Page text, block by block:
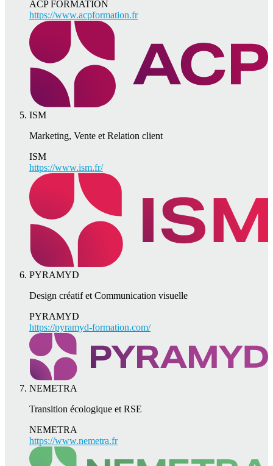
ACP FORMATION
https://www.acpformation.fr
ISM
Marketing, Vente et Relation client
ISM
https://www.ism.fr/
PYRAMYD
Design créatif et Communication visuelle
PYRAMYD
https://pyramyd-formation.com/
NEMETRA
Transition écologique et RSE
NEMETRA
https://www.nemetra.fr